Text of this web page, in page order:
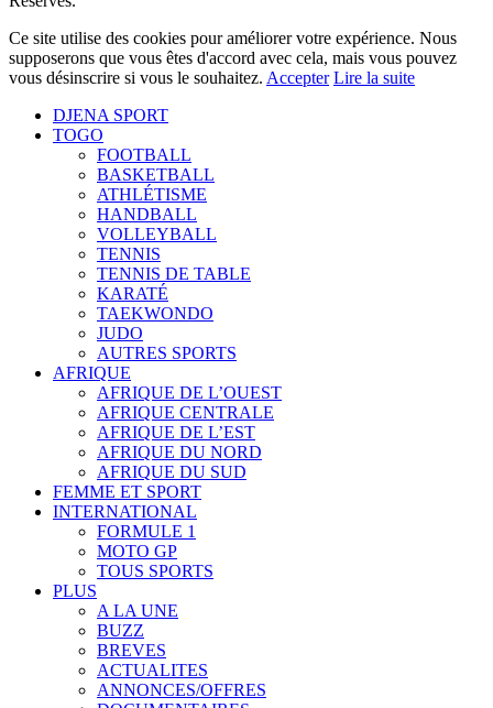
Ce site utilise des cookies pour améliorer votre expérience. Nous
supposerons que vous êtes d'accord avec cela, mais vous pouvez
vous désinscrire si vous le souhaitez. Accepter Lire la suite
DJENA SPORT
TOGO
FOOTBALL
BASKETBALL
ATHLÉTISME
HANDBALL
VOLLEYBALL
TENNIS
TENNIS DE TABLE
KARATÉ
TAEKWONDO
JUDO
AUTRES SPORTS
AFRIQUE
AFRIQUE DE L’OUEST
AFRIQUE CENTRALE
AFRIQUE DE L’EST
AFRIQUE DU NORD
AFRIQUE DU SUD
FEMME ET SPORT
INTERNATIONAL
FORMULE 1
MOTO GP
TOUS SPORTS
PLUS
A LA UNE
BUZZ
BREVES
ACTUALITES
ANNONCES/OFFRES